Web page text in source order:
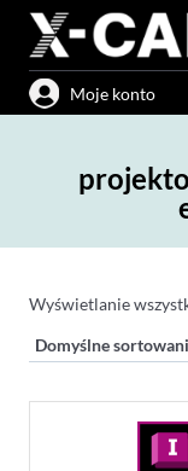
Przejdź
treści
Moje konto
Wyświetlanie